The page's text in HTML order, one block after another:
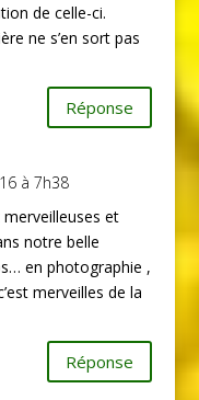
de celle-ci.
ne s’en sort pas
Réponse
à 7h38
merveilleuses et
notre belle
en photographie ,
merveilles de la
Réponse